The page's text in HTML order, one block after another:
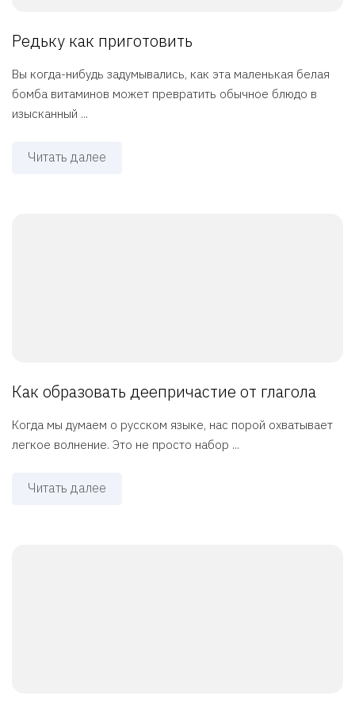
Редьку как приготовить
Вы когда-нибудь задумывались, как эта маленькая белая
бомба витаминов может превратить обычное блюдо в
изысканный ...
Читать далее
Как образовать деепричастие от глагола
Когда мы думаем о русском языке, нас порой охватывает
легкое волнение. Это не просто набор ...
Читать далее